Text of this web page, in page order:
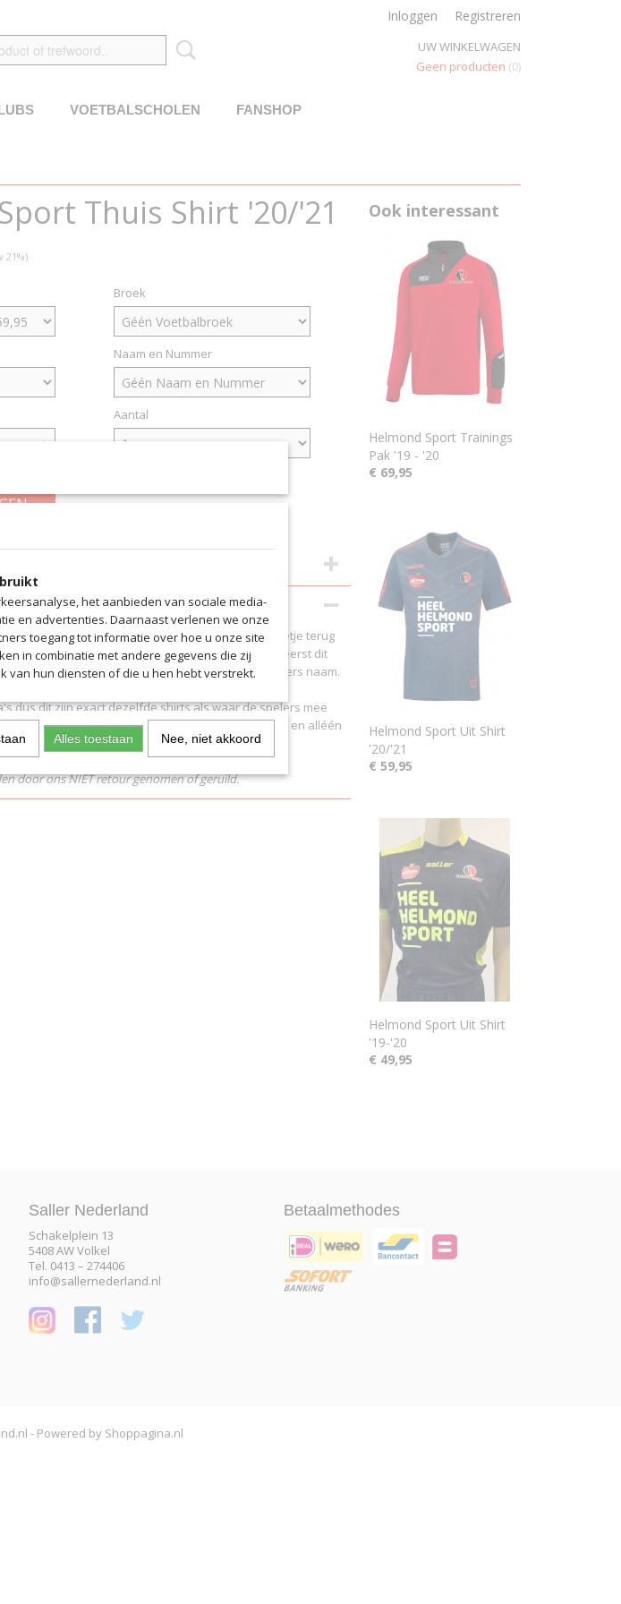
Inloggen Registreren
UW WINKELWAGEN
Geen producten (0)
VOETBALSCHOLEN FANSHOP
Thuis Shirt '20/'21
21%)
Broek
Naam en Nummer
Aantal
4544
4544
4544
Helmond Sport voor het seizoen 2020/2021. Een beetje terug
Sport nog in het Rood/Wit speelde. Voor het eerst dit
originele Keuken Kampioen Rugnummers en Spelers naam.
dus dit zijn exact dezelfde shirts als waar de spelers mee
bevat géén binnenbroek, de sokken zijn rood/wit en alléén
en 43/46
door ons NIET retour genomen of geruild.
Ook interessant
Helmond Sport Trainings
Pak '19 - '20
€ 69,95
Helmond Sport Uit Shirt
'20/'21
€ 59,95
Helmond Sport Uit Shirt
'19-'20
€ 49,95
Saller Nederland
Schakelplein 13
5408 AW Volkel
Tel. 0413 – 274406
info@sallernederland.nl
Betaalmethodes
- Powered by Shoppagina.nl
het aanbieden van sociale media-
en advertenties. Daarnaast verlenen we onze
toegang tot informatie over hoe u onze site
in combinatie met andere gegevens die zij
van hun diensten of die u hen hebt verstrekt.
Alles toestaan Nee, niet akkoord